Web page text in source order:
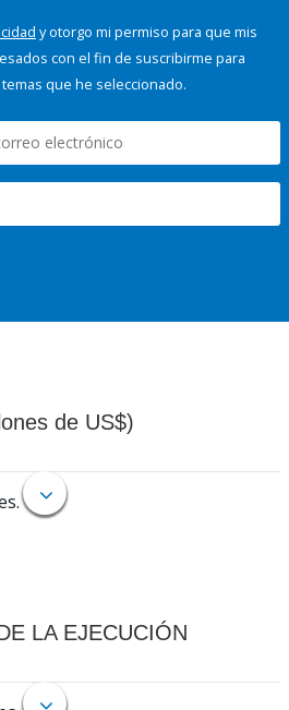
y otorgo mi permiso para que mis
con el fin de suscribirme para
que he seleccionado.
de US$)
LA EJECUCIÓN